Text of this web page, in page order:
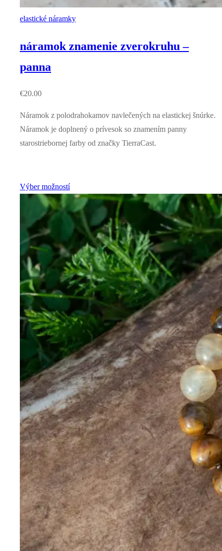
elastické náramky
náramok znamenie zverokruhu –
panna
€20.00
Náramok z polodrahokamov navlečených na elastickej šnúrke.
Náramok je doplnený o prívesok so znamením panny
starostriebornej farby od značky TierraCast.
Výber možností